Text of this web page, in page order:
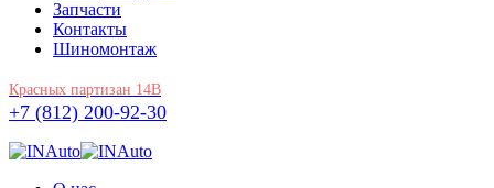
Запчасти
Контакты
Шиномонтаж
Красных партизан 14В
+7 (812) 200-92-30